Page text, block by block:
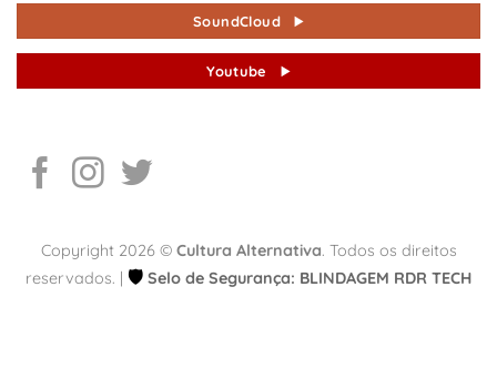
SoundCloud
Youtube
Copyright 2026 © Cultura Alternativa. Todos os direitos
reservados. | 🛡️ Selo de Segurança: BLINDAGEM RDR TECH